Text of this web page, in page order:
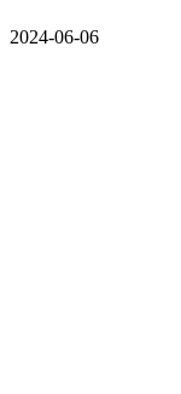
2024-06-06